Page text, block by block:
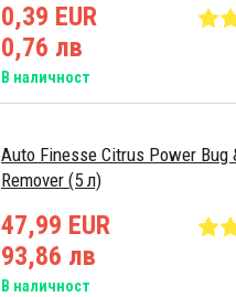
0,39 EUR
0,76 лв
В наличност
Auto Finesse Citrus Power Bug
Remover (5 л)
47,99 EUR
93,86 лв
В наличност